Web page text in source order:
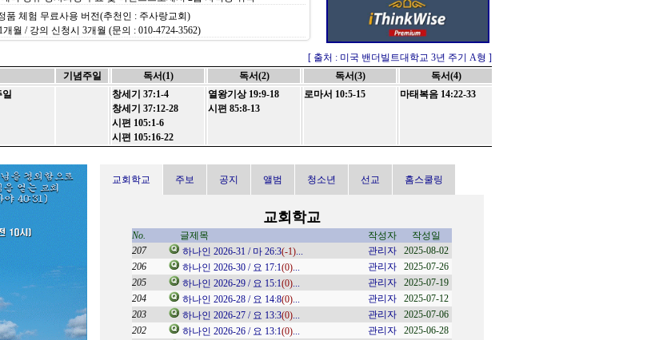
품 체험 무료사용 버전(추천인 : 주사랑교회)
월 / 강의 신청시 3개월 (문의 : 010-4724-3562)
간 마스터 과정 동영상
)
동영상3 (15분)/동영상4 (15분)
송월교회 김아론 목사
버전 - 인터넷 웹브라우저로도 사용이 가능합니다
중 ( *.twdx ) 파일은 씽크와이즈(ThinkWise2020)의 결과물 입니다.
분들은 씽크와이즈 무료버전을 다운받아 설치해주십시오.
[ 출처 : 미국 밴더빌트대학교 3년 주기 A형 ]
기념주일 독서(1) 독서(2) 독서(3)
독서(4)
창세기 37:1-4
창세기 37:12-28
시편 105:1-6
시편 105:16-22
열왕기상 19:9-18
시편 85:8-13
로마서 10:5-15 마태복음 14:22-33
교회학교 주보 공지 앨범 청소년 선교 홈스쿨링
자
작성일
2025-02-20
2024-12-17
2024-10-22
2024-09-24
2024-09-03
자
2024-08-27
교회학교
No. 글제목 작성자
작성일
207
하나인 2026-31 / 마 26:3(-1)... 관리자
2025-08-02
206
하나인 2026-30 / 요 17:1(0)... 관리자
2025-07-26
205
하나인 2026-29 / 요 15:1(0)... 관리자
2025-07-19
204
하나인 2026-28 / 요 14:8(0)... 관리자
2025-07-12
203
하나인 2026-27 / 요 13:3(0)... 관리자
2025-07-06
202
하나인 2026-26 / 요 13:1(0)... 관리자
2025-06-28